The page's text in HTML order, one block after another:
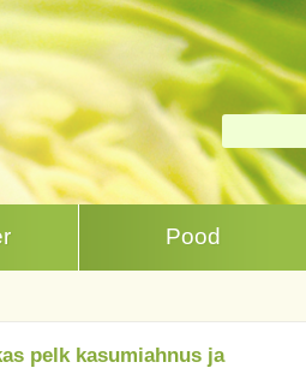
Pood
pelk kasumiahnus ja